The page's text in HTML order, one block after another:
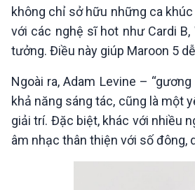
không chỉ sở hữu những ca
với các nghệ sĩ hot như Cardi
tưởng. Điều này giúp Maroon 5
Ngoài ra, Adam Levine –
khả năng sáng tác, cũng là một
giải trí. Đặc biệt, khác với nhiều
âm nhạc thân thiện với số đông,